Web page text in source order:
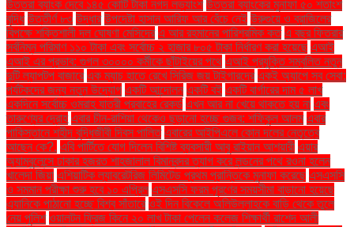
উত্তরা ব্যাংক দেবে ১৪৫ কোটি টাকা নগদ লভ্যাংশ উত্তরা ব্যাংকের মুনাফা ৫০ শতাংশ
বৃদ্ধি উত্তীর্ণ ৮৩ উদ্ধার উপদেষ্টা হাসান আরিফ আর বেঁচে নেই উরুগুয়ে ও ব্রাজিলের
বিপক্ষে শক্তিশালী দল ঘোষণা মেসিদের এ আর রহমানের পারিশ্রমিক কত এ বছর ফিতরার
সর্বনিম্ন পরিমাণ ১১০ টাকা এবং সর্বোচ্চ ২ হাজার ৮০৫ টাকা নির্ধারণ করা হয়েছে এআই
এআই এর প্রভাব: গুগল ৩০০০০ কর্মীকে ছাঁটাইয়ের পথে এআই প্রযুক্তি সম্বলিত নতুন
দুটি ল্যাপটপ বাজারে এক ম্যাচ হাতে রেখে সিরিজ জয় টাইগারদের একই অ্যাপে সব সেবা:
পর্যটকদের জন্য নতুন উদ্যোগ একটি আন্দোলন একটি বই একটি বার্গারের দাম ৫ লাখ
একদিনে সর্বোচ্চ ওমরাহ যাত্রী প্রবাহের রেকর্ড এখন আর না খেয়ে থাকতে হয় না এবং
তারুণ্যের দ্রোহ এবার চীন-রাশিয়া থেকেও ছড়ানো হচ্ছে গুজব: শফিকুল আলম এবার
পাকিস্তানে শহীদ বুদ্ধিজীবী দিবস পালিত এবারের আইপিএলে কোন দলের নেতৃত্বে
আছেন কে?. এবি পার্টিতে যোগ দিলেন বিশিষ্ট ব্যবসায়ী আবু রাইয়ান আশয়ারী এয়ার
অ্যাম্বুলেন্সে ঢাকার হজরত শাহজালাল বিমানবন্দর ত্যাগ করে লন্ডনের পথে রওনা হলেন
খালেদা জিয়া এশিয়াটিক ল্যাবরেটরিজ লিমিটেড প্রথম প্রান্তিকে মুনাফা করেছে এসএসসি
ও সমমান পরীক্ষা শুরু হবে ১০ এপ্রিল এসএসসি ফরম পূরণের সময়সীমা বাড়ানো হয়েছে
এ্যানিকে পাঠানো হচ্ছে বিশ্ব সাঁতারে ওই দিন বিকেলে অলিউল্লাহকে বাড়ি থেকে তুলে
নেয় পুলিশ ওয়ালটন ফ্রিজ কিনে ২০ লাখ টাকা পেলেন কলেজ শিক্ষার্থী রাশেদ আলী